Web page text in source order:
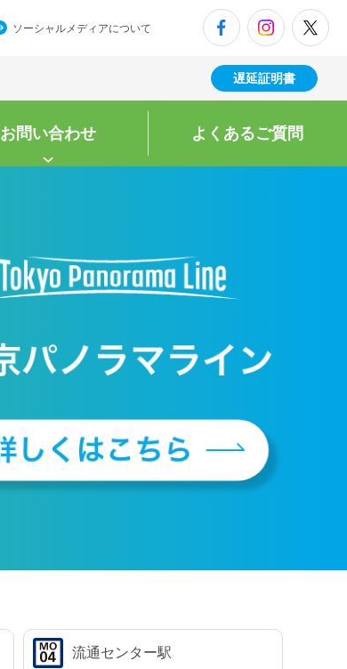
ソーシャルメディアについて
遅延証明書
お問い合わせ よくあるご質問
流通センター駅